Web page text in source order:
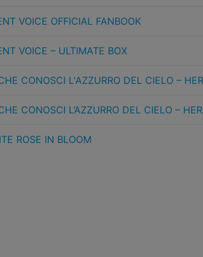
VOICE OFFICIAL FANBOOK
VOICE – ULTIMATE BOX
CONOSCI L'AZZURRO DEL CIELO –
CONOSCI L’AZZURRO DEL CIELO –
ROSE IN BLOOM